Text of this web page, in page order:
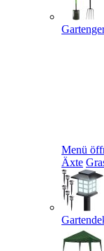
Menü
Äxte